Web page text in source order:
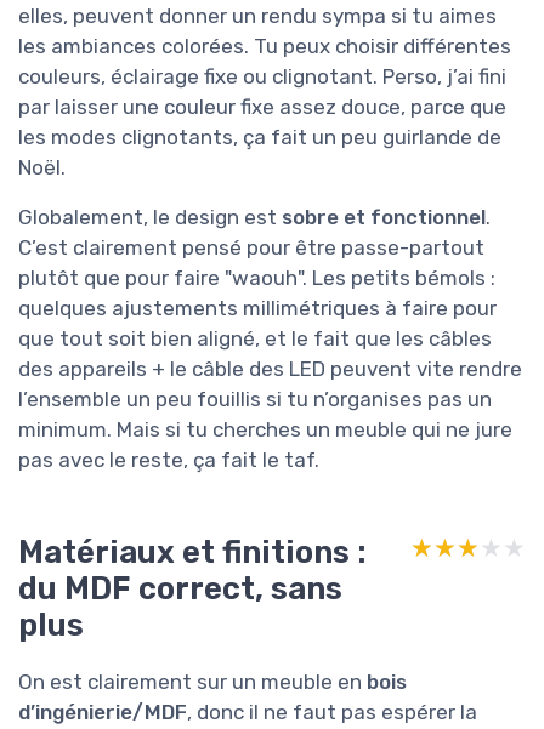
elles, peuvent donner un rendu sympa si tu aimes
les ambiances colorées. Tu peux choisir différentes
couleurs, éclairage fixe ou clignotant. Perso, j’ai fini
par laisser une couleur fixe assez douce, parce que
les modes clignotants, ça fait un peu guirlande de
Noël.
Globalement, le design est sobre et fonctionnel.
C’est clairement pensé pour être passe-partout
plutôt que pour faire "waouh". Les petits bémols :
quelques ajustements millimétriques à faire pour
que tout soit bien aligné, et le fait que les câbles
des appareils + le câble des LED peuvent vite rendre
l’ensemble un peu fouillis si tu n’organises pas un
minimum. Mais si tu cherches un meuble qui ne jure
pas avec le reste, ça fait le taf.
Matériaux et finitions :
du MDF correct, sans
plus
★★★★★
★★★★★
On est clairement sur un meuble en bois
d’ingénierie/MDF, donc il ne faut pas espérer la